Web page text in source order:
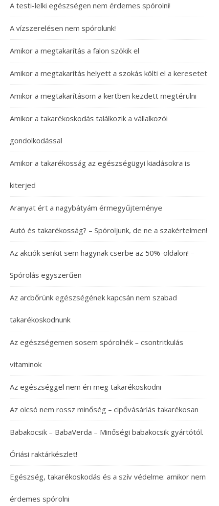
A testi-lelki egészségen nem érdemes spórolni!
A vízszerelésen nem spórolunk!
Amikor a megtakarítás a falon szökik el
Amikor a megtakarítás helyett a szokás költi el a keresetet
Amikor a megtakarításom a kertben kezdett megtérülni
Amikor a takarékoskodás találkozik a vállalkozói
gondolkodással
Amikor a takarékosság az egészségügyi kiadásokra is
kiterjed
Aranyat ért a nagybátyám érmegyűjteménye
Autó és takarékosság? – Spóroljunk, de ne a szakértelmen!
Az akciók senkit sem hagynak cserbe az 50%-oldalon! –
Spórolás egyszerűen
Az arcbőrünk egészségének kapcsán nem szabad
takarékoskodnunk
Az egészségemen sosem spórolnék – csontritkulás
vitaminok
Az egészséggel nem éri meg takarékoskodni
Az olcsó nem rossz minőség – cipővásárlás takarékosan
Babakocsik – BabaVerda – Minőségi babakocsik gyártótól.
Óriási raktárkészlet!
Egészség, takarékoskodás és a szív védelme: amikor nem
érdemes spórolni